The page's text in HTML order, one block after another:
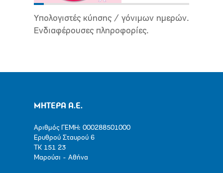
Υπολογιστές κύησης / γόνιμων ημερών.
Ενδιαφέρουσες πληροφορίες.
ΜΗΤΕΡΑ Α.Ε.
Αριθμός ΓΕΜΗ: 000288501000
Ερυθρού Σταυρού 6
ΤΚ 151 23
Μαρούσι - Αθήνα